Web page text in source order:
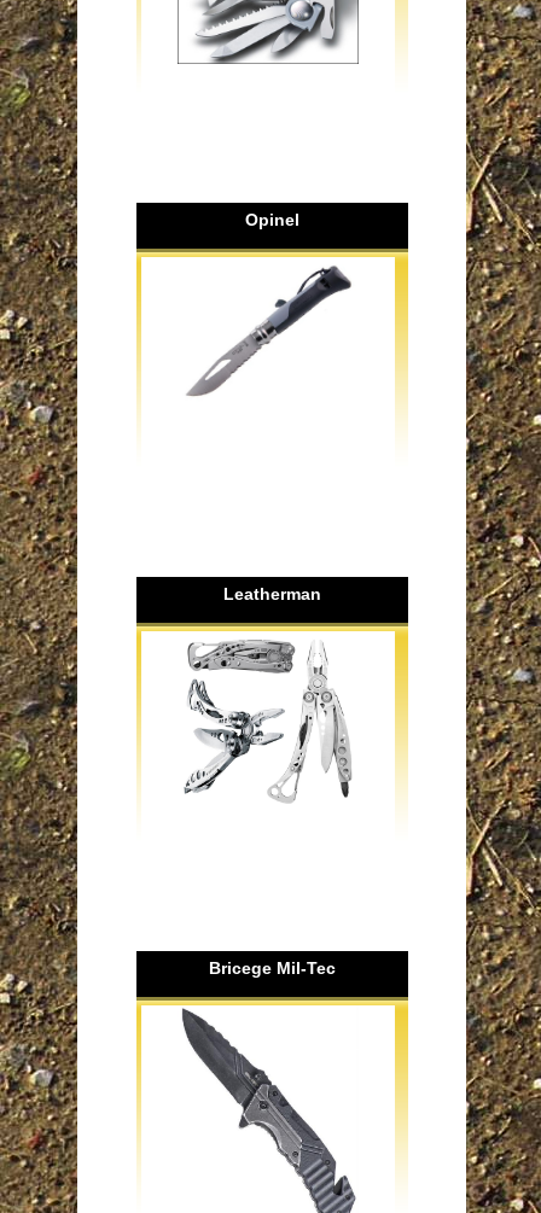
Opinel
Leatherman
Bricege Mil-Tec